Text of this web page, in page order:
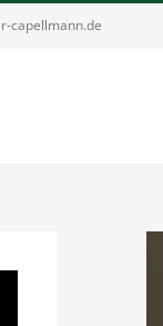
capellmann.de